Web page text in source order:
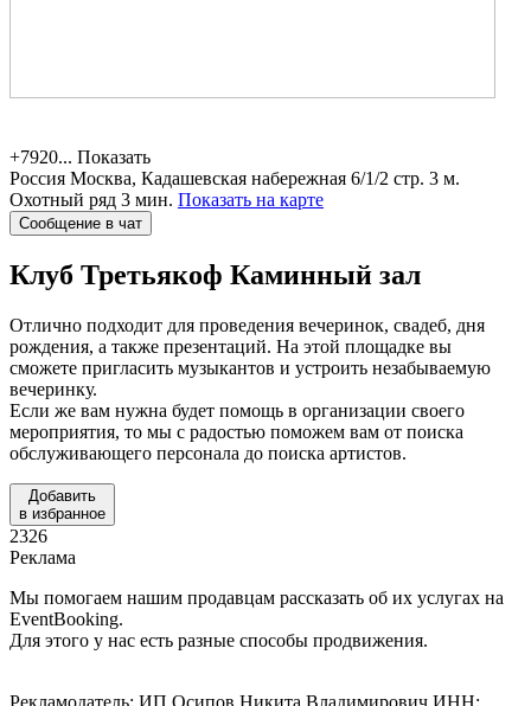
+7920... Показать
Россия Москва, Кадашевская набережная 6/1/2 стр. 3 м.
Охотный ряд 3 мин. Показать на карте
Сообщение в чат
Клуб Третьякоф Каминный зал
Отлично подходит для проведения вечеринок, свадеб, дня
рождения, а также презентаций. На этой площадке вы
сможете пригласить музыкантов и устроить незабываемую
вечеринку.
Если же вам нужна будет помощь в организации своего
мероприятия, то мы с радостью поможем вам от поиска
обслуживающего персонала до поиска артистов.
Добавить
в избранное
2326
Реклама
Мы помогаем нашим продавцам рассказать об их услугах на
EventBooking.
Для этого у нас есть разные способы продвижения.
Рекламодатель: ИП Осипов Никита Владимирович ИНН: